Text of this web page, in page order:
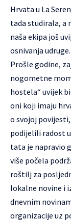
Hrvata u La
tada studirala, a
naša ekipa još
osnivanja udruge.
Prošle godine,
nogometne
hostela“ uvijek
oni koji imaju
o svojoj
podijelili radost
tata je napravio
više počela
roštilj za
lokalne novine i
dnevnim
organizacije uz